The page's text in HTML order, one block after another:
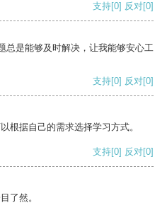
支持[0] 反对[0]
总是能够及时解决，让我能够安心工
支持[0] 反对[0]
根据自己的需求选择学习方式。
支持[0] 反对[0]
了然。